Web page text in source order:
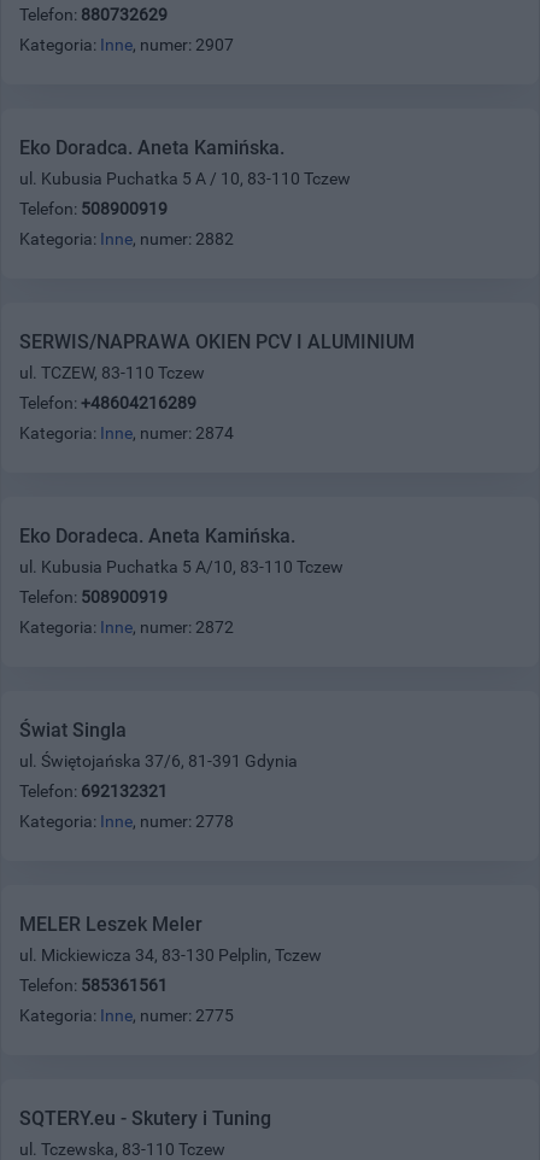
Telefon: 880732629
Kategoria: Inne, numer: 2907
Eko Doradca. Aneta Kamińska.
ul. Kubusia Puchatka 5 A / 10, 83-110 Tczew
Telefon: 508900919
Kategoria: Inne, numer: 2882
SERWIS/NAPRAWA OKIEN PCV I ALUMINIUM
ul. TCZEW, 83-110 Tczew
Telefon: +48604216289
Kategoria: Inne, numer: 2874
Eko Doradeca. Aneta Kamińska.
ul. Kubusia Puchatka 5 A/10, 83-110 Tczew
Telefon: 508900919
Kategoria: Inne, numer: 2872
Świat Singla
ul. Świętojańska 37/6, 81-391 Gdynia
Telefon: 692132321
Kategoria: Inne, numer: 2778
MELER Leszek Meler
ul. Mickiewicza 34, 83-130 Pelplin, Tczew
Telefon: 585361561
Kategoria: Inne, numer: 2775
SQTERY.eu - Skutery i Tuning
ul. Tczewska, 83-110 Tczew